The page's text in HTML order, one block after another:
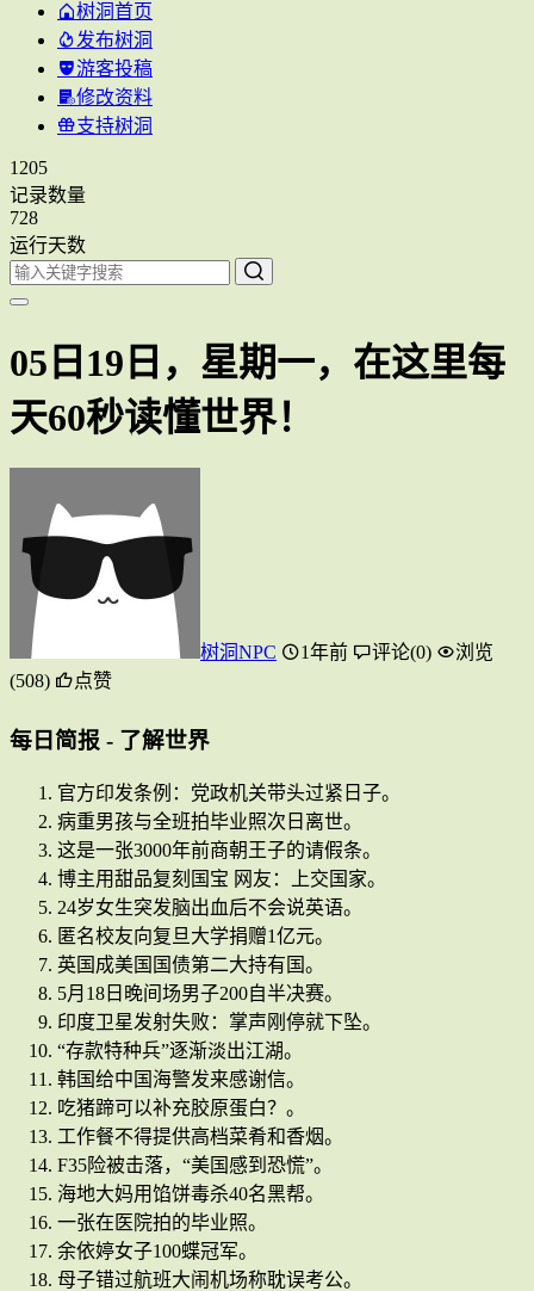
树洞首页
发布树洞
游客投稿
修改资料
支持树洞
1205
记录数量
728
运行天数
05日19日，星期一，在这里每
天60秒读懂世界！
树洞NPC 1年前 评论(0)
浏览
(508)
点赞
每日简报 - 了解世界
官方印发条例：党政机关带头过紧日子。
病重男孩与全班拍毕业照次日离世。
这是一张3000年前商朝王子的请假条。
博主用甜品复刻国宝 网友：上交国家。
24岁女生突发脑出血后不会说英语。
匿名校友向复旦大学捐赠1亿元。
英国成美国国债第二大持有国。
5月18日晚间场男子200自半决赛。
印度卫星发射失败：掌声刚停就下坠。
“存款特种兵”逐渐淡出江湖。
韩国给中国海警发来感谢信。
吃猪蹄可以补充胶原蛋白？。
工作餐不得提供高档菜肴和香烟。
F35险被击落，“美国感到恐慌”。
海地大妈用馅饼毒杀40名黑帮。
一张在医院拍的毕业照。
余依婷女子100蝶冠军。
母子错过航班大闹机场称耽误考公。